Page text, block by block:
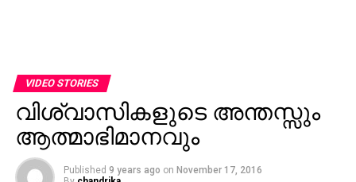
VIDEO STORIES
വിശ്വാസികളുടെ അന്തസ്സും
ആത്മാഭിമാനവും
Published 9 years ago on November 17, 2016